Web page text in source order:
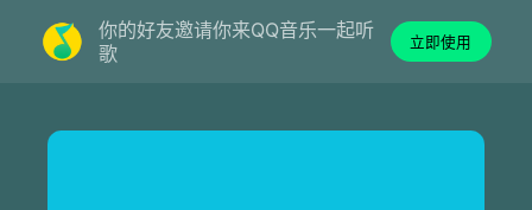
你的好友邀请你来QQ音乐一起听
歌
立即使用